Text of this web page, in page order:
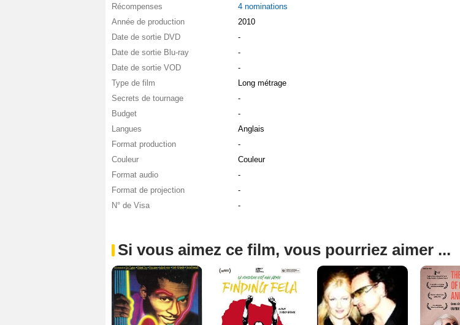
Récompenses
4 nominations
Année de production
2010
Date de sortie DVD
-
Date de sortie Blu-ray
-
Date de sortie VOD
-
Type de film
Long métrage
Secrets de tournage
-
Budget
-
Langues
Anglais
Format production
-
Couleur
Couleur
Format audio
-
Format de projection
-
N° de Visa
-
Si vous aimez ce film, vous pourriez aimer ...